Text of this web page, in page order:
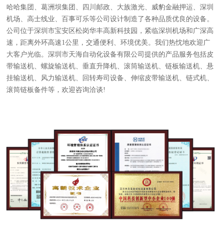
哈哈集团、葛洲坝集团、四川邮政、大族激光、威豹金融押运、深圳
机场、高士线业、百事可乐等公司设计制造了各种品质优良的设备。
公司位于深圳市宝安区松岗华丰高新科技园，紧临深圳机场和广深高
速，距离外环高速1公里，交通便利、环境优美。我们热忱地欢迎广
大客户光临。深圳市天海自动化设备有限公司提供的产品服务包括皮
带输送机、螺旋输送机、垂直升降机、滚筒输送机、链板输送机、悬
挂输送机、风力输送机、回转寿司设备、伸缩皮带输送机、链式机、
滚筒链板备件等，欢迎咨询洽谈!